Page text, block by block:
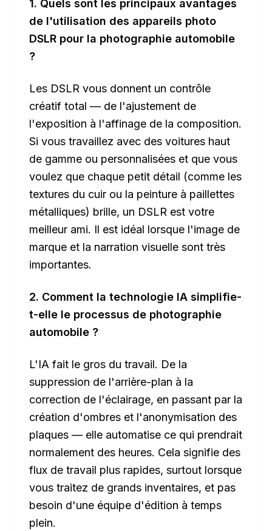
1. Quels sont les principaux avantages
de l'utilisation des appareils photo
DSLR pour la photographie automobile
?
Les DSLR vous donnent un contrôle
créatif total — de l'ajustement de
l'exposition à l'affinage de la composition.
Si vous travaillez avec des voitures haut
de gamme ou personnalisées et que vous
voulez que chaque petit détail (comme les
textures du cuir ou la peinture à paillettes
métalliques) brille, un DSLR est votre
meilleur ami. Il est idéal lorsque l'image de
marque et la narration visuelle sont très
importantes.
2. Comment la technologie IA simplifie-
t-elle le processus de photographie
automobile ?
L'IA fait le gros du travail. De la
suppression de l'arrière-plan à la
correction de l'éclairage, en passant par la
création d'ombres et l'anonymisation des
plaques — elle automatise ce qui prendrait
normalement des heures. Cela signifie des
flux de travail plus rapides, surtout lorsque
vous traitez de grands inventaires, et pas
besoin d'une équipe d'édition à temps
plein.